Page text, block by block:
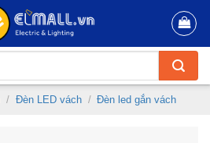
/ Đèn LED vách / Đèn led gắn vách